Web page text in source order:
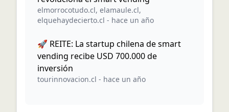
elmorrocotudo.cl, elamaule.cl,
elquehaydecierto.cl - hace un año
🚀 REITE: La startup chilena de smart
vending recibe USD 700.000 de
inversión
tourinnovacion.cl - hace un año